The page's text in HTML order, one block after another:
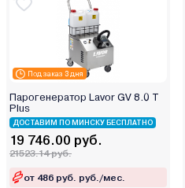
Portotecnica
Vektor
Россия
Под заказ 3 дня
Парогенератор Lavor GV 8.0 T
Plus
ДОСТАВИМ ПО МИНСКУ БЕСПЛАТНО
19 746.00 руб.
21523.14 руб.
от 486 руб. руб./мес.